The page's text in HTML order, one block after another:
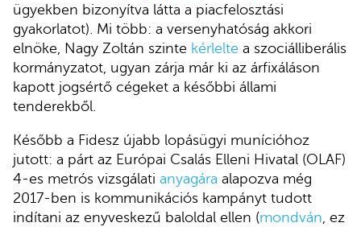
ügyekben bizonyítva látta a piacfelosztási
gyakorlatot). Mi több: a versenyhatóság akkori
elnöke, Nagy Zoltán szinte kérlelte a szociálliberális
kormányzatot, ugyan zárja már ki az árfixáláson
kapott jogsértő cégeket a későbbi állami
tenderekből.
Később a Fidesz újabb lopásügyi munícióhoz
jutott: a párt az Európai Csalás Elleni Hivatal (OLAF)
4-es metrós vizsgálati anyagára alapozva még
2017-ben is kommunikációs kampányt tudott
indítani az enyveskezű baloldal ellen (mondván , ez